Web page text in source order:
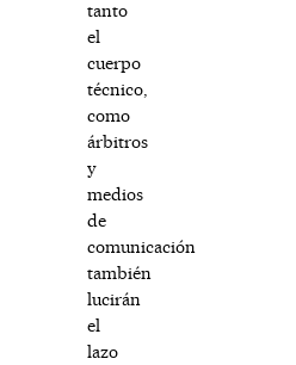
tanto
el
cuerpo
técnico,
como
árbitros
y
medios
de
comunicación
también
lucirán
el
lazo